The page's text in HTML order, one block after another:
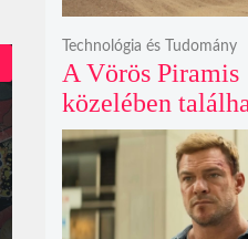
A Vörös Piramis
közelében
rejtélyes
kőszállító
egy ókori
részei lehetnek
Technológia és Tudomány